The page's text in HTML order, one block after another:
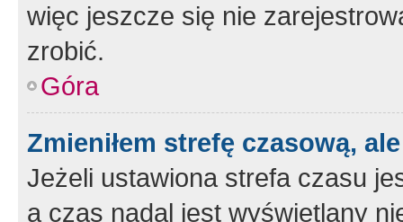
więc jeszcze się nie
zrobić.
Góra
Zmieniłem strefę czasową,
Jeżeli ustawiona strefa czasu
a czas nadal jest wyświetlany